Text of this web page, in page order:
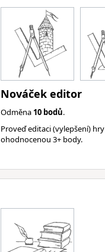
Nováček editor
Odměna 10 bodů.
Proveď editaci (vylepšení) hry
ohodnocenou 3+ body.